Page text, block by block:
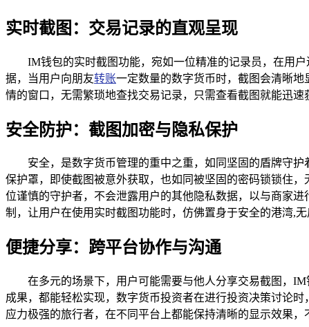
实时截图：交易记录的直观呈现
IM钱包的实时截图功能，宛如一位精准的记录员，在用
据，当用户向朋友转账一定数量的数字货币时，截图会清晰
情的窗口，无需繁琐地查找交易记录，只需查看截图就能迅
安全防护：截图加密与隐私保护
安全，是数字货币管理的重中之重，如同坚固的盾牌守
保护罩，即使截图被意外获取，也如同被坚固的密码锁锁住
位谨慎的守护者，不会泄露用户的其他隐私数据，以与商家
制，让用户在使用实时截图功能时，仿佛置身于安全的港湾,无
便捷分享：跨平台协作与沟通
在多元的场景下，用户可能需要与他人分享交易截图，
成果，都能轻松实现，数字货币投资者在进行投资决策讨论
应力极强的旅行者，在不同平台上都能保持清晰的显示效果